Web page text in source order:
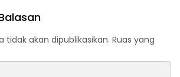
tidak akan dipublikasikan. Ruas yang